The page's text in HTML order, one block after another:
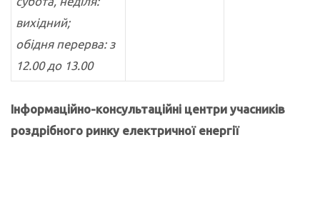
вихідний;
обідня перерва: з
12.00 до 13.00
Інформаційно-консультаційні центри учасників
роздрібного ринку електричної енергії